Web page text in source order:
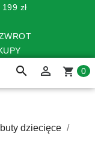
zł
search  shopping_cart 0
dziecięce